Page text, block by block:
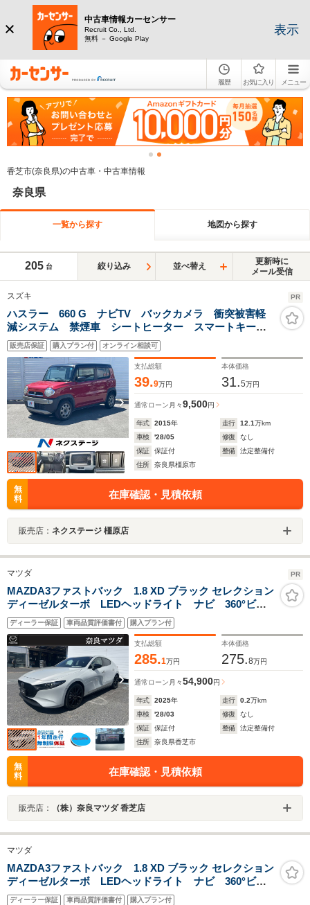
中古車情報カーセンサー
Recruit Co., Ltd.
無料 － Google Play
表示
履歴 お気に入り メニュー
香芝市(奈良県)の中古車・中古車情報
奈良県
一覧から探す 地図から探す
205 台 絞り込み 並べ替え
更新時に
メール受信
スズキ PR
ハスラー 660 G ナビTV バックカメラ 衝突被害軽
減システム 禁煙車 シートヒーター スマートキー
ETC オートエアコン Bluetooth 地デジ
販売店保証 購入プラン付 オンライン相談可
支払総額
39.9万円
本体価格
31.5万円
通常ローン 月々9,500円
年式 2015年 走行 12.1万km
車検
'28/05 修復
なし
保証
保証付 整備
法定整備付
住所
奈良県橿原市
無
料
在庫確認・見積依頼
販売店： ネクステージ 橿原店
マツダ PR
MAZDA3ファストバック 1.8 XD ブラック セレクション
ディーゼルターボ LEDヘッドライト ナビ 360°ビュ
ーカメラ
ディーラー保証 車両品質評価書付 購入プラン付
支払総額
285.1万円
本体価格
275.8万円
通常ローン 月々54,900円
年式 2025年 走行 0.2万km
車検
'28/03 修復
なし
保証
保証付 整備
法定整備付
住所
奈良県香芝市
無
料
在庫確認・見積依頼
販売店： （株）奈良マツダ 香芝店
マツダ
MAZDA3ファストバック 1.8 XD ブラック セレクション
ディーゼルターボ LEDヘッドライト ナビ 360°ビュ
ーカメラ
ディーラー保証 車両品質評価書付 購入プラン付